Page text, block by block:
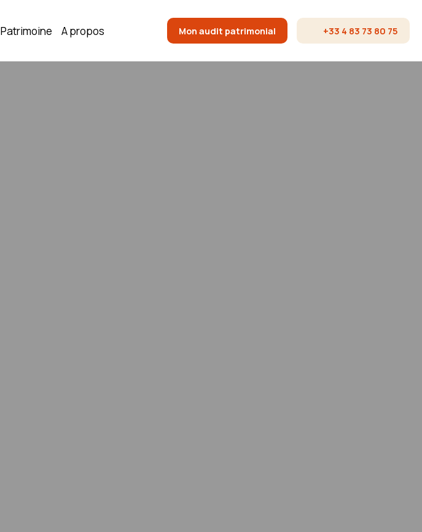
Patrimoine A propos Mon audit patrimonial +33 4 83 73 80 75